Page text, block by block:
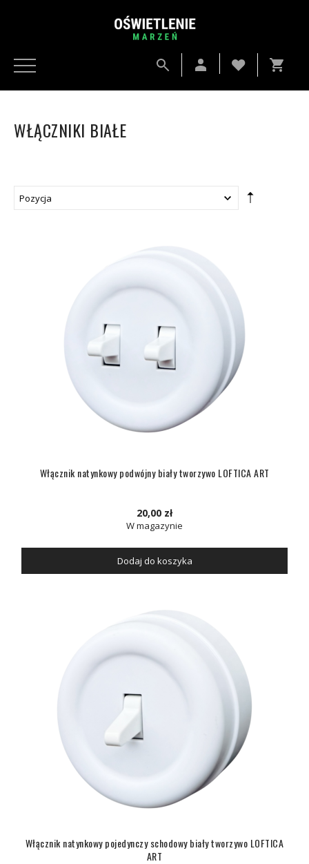
WŁĄCZNIKI BIAŁE
Włącznik natynkowy podwójny biały tworzywo LOFTICA ART
20,00 zł
W magazynie
Dodaj do koszyka
Włącznik natynkowy pojedynczy schodowy biały tworzywo LOFTICA
ART